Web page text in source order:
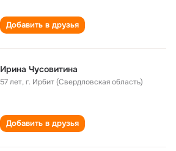
Добавить в друзья
Ирина Чусовитина
57 лет,г. Ирбит (Свердловская область)
Добавить в друзья